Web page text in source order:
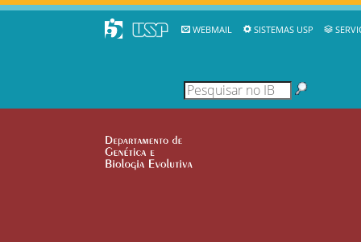
WEBMAIL SISTEMAS USP